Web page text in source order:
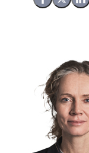
Del påDel på